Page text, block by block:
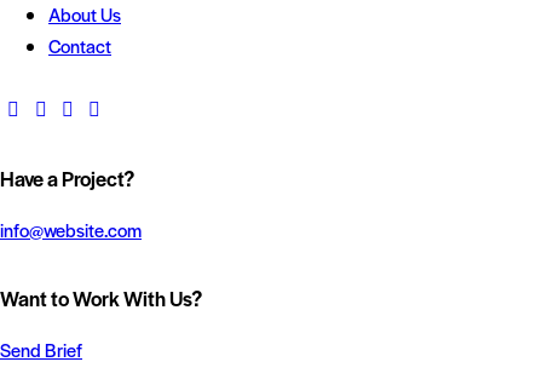
About Us
Contact
Have a Project?
info@website.com
Want to Work With Us?
Send Brief